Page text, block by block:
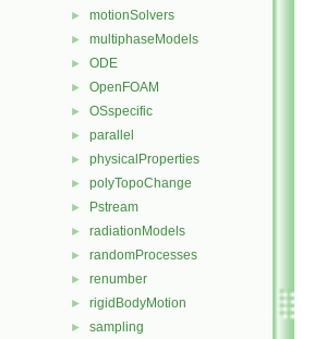
► motionSolvers
► multiphaseModels
► ODE
► OpenFOAM
► OSspecific
► parallel
► physicalProperties
► polyTopoChange
► Pstream
► radiationModels
► randomProcesses
► renumber
► rigidBodyMotion
► sampling